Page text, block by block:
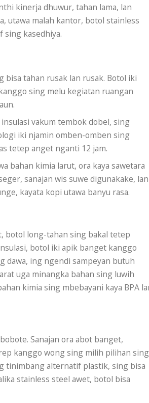
kinerja dhuwur, tahan lama, lan
utawa malah kantor, botol stainless
kasedhiya.
bisa tahan rusak lan rusak. Botol iki
sing melu kegiatan ruangan
vakum tembok dobel, sing
iki njamin omben-omben sing
tetep anget nganti 12 jam.
bahan kimia larut, ora kaya sawetara
sanajan wis suwe digunakake, lan
kayata kopi utawa banyu rasa.
botol long-tahan sing bakal tetep
botol iki apik banget kanggo
dawa, ing ngendi sampeyan butuh
uga minangka bahan sing luwih
kimia sing mbebayani kaya BPA
Sanajan ora abot banget,
kanggo wong sing milih pilihan sing
tinimbang alternatif plastik, sing bisa
stainless steel awet, botol bisa